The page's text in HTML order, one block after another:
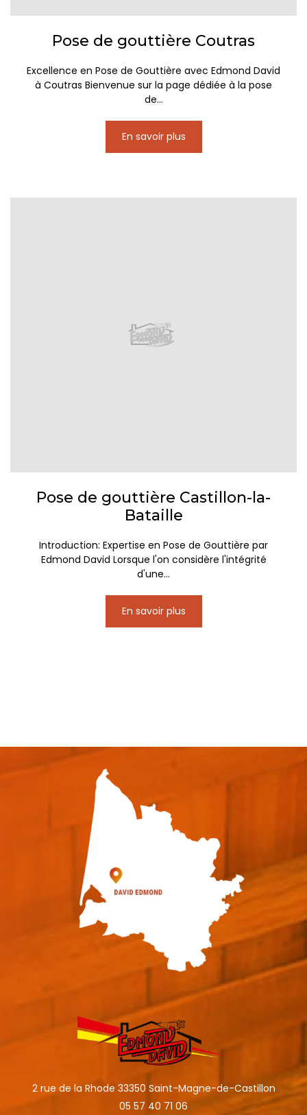
Pose de gouttière Coutras
Excellence en Pose de Gouttière avec Edmond David
à Coutras Bienvenue sur la page dédiée à la pose
de...
En savoir plus
Pose de gouttière Castillon-la-
Bataille
Introduction: Expertise en Pose de Gouttière par
Edmond David Lorsque l'on considère l'intégrité
d'une...
En savoir plus
2 rue de la Rhode 33350 Saint-Magne-de-Castillon
05 57 40 71 06